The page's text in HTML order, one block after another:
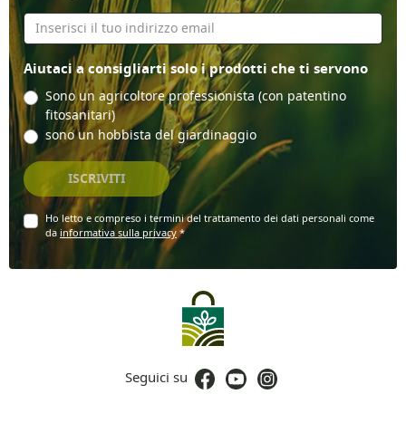
Il tuo indirizzo email
Aiutaci a consigliarti solo i prodotti che ti servono
Sono un agricoltore professionista (con patentino
fitosanitari)
sono un hobbista del giardinaggio
ISCRIVITI
Ho letto e compreso i termini del trattamento dei dati personali come
da informativa sulla privacy*
Seguici su Facebook
YouTubeInstagram